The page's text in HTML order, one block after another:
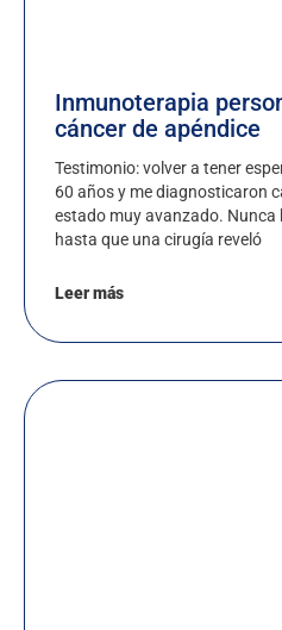
Inmunoterapia
cáncer de apéndice
Testimonio: volver a tener
60 años y me diagnosticaron
estado muy avanzado. Nunca
hasta que una cirugía reveló
Leer más